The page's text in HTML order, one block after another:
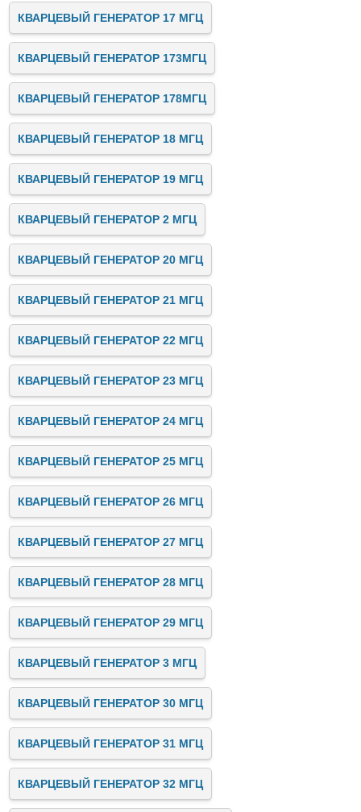
КВАРЦЕВЫЙ ГЕНЕРАТОР 17 МГЦ
КВАРЦЕВЫЙ ГЕНЕРАТОР 173МГЦ
КВАРЦЕВЫЙ ГЕНЕРАТОР 178МГЦ
КВАРЦЕВЫЙ ГЕНЕРАТОР 18 МГЦ
КВАРЦЕВЫЙ ГЕНЕРАТОР 19 МГЦ
КВАРЦЕВЫЙ ГЕНЕРАТОР 2 МГЦ
КВАРЦЕВЫЙ ГЕНЕРАТОР 20 МГЦ
КВАРЦЕВЫЙ ГЕНЕРАТОР 21 МГЦ
КВАРЦЕВЫЙ ГЕНЕРАТОР 22 МГЦ
КВАРЦЕВЫЙ ГЕНЕРАТОР 23 МГЦ
КВАРЦЕВЫЙ ГЕНЕРАТОР 24 МГЦ
КВАРЦЕВЫЙ ГЕНЕРАТОР 25 МГЦ
КВАРЦЕВЫЙ ГЕНЕРАТОР 26 МГЦ
КВАРЦЕВЫЙ ГЕНЕРАТОР 27 МГЦ
КВАРЦЕВЫЙ ГЕНЕРАТОР 28 МГЦ
КВАРЦЕВЫЙ ГЕНЕРАТОР 29 МГЦ
КВАРЦЕВЫЙ ГЕНЕРАТОР 3 МГЦ
КВАРЦЕВЫЙ ГЕНЕРАТОР 30 МГЦ
КВАРЦЕВЫЙ ГЕНЕРАТОР 31 МГЦ
КВАРЦЕВЫЙ ГЕНЕРАТОР 32 МГЦ